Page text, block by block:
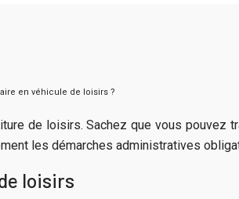
en véhicule de loisirs ?
de loisirs. Sachez que vous pouvez
les démarches administratives
loisirs